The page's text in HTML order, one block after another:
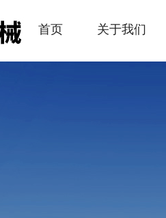
首页 关于我们